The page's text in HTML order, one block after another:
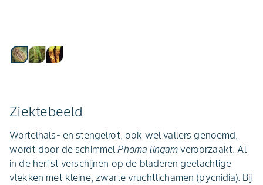
Ziektebeeld
Wortelhals- en stengelrot, ook wel vallers genoemd,
wordt door de schimmelPhoma lingamveroorzaakt. Al
in de herfst verschijnen op de bladeren geelachtige
vlekken met kleine, zwarte vruchtlichamen (pycnidia). Bij